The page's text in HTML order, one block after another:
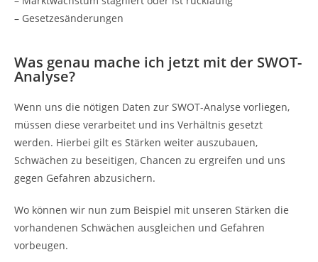
– Gesetzesänderungen
Was genau mache ich jetzt mit der SWOT-
Analyse?
Wenn uns die nötigen Daten zur SWOT-Analyse vorliegen,
müssen diese verarbeitet und ins Verhältnis gesetzt
werden. Hierbei gilt es Stärken weiter auszubauen,
Schwächen zu beseitigen, Chancen zu ergreifen und uns
gegen Gefahren abzusichern.
Wo können wir nun zum Beispiel mit unseren Stärken die
vorhandenen Schwächen ausgleichen und Gefahren
vorbeugen.